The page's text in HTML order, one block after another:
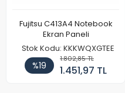
Fujitsu C413A4 Notebook
Ekran Paneli
Stok Kodu: KKKWQXGTEE
%19
1.802,85 TL
1.451,97 TL